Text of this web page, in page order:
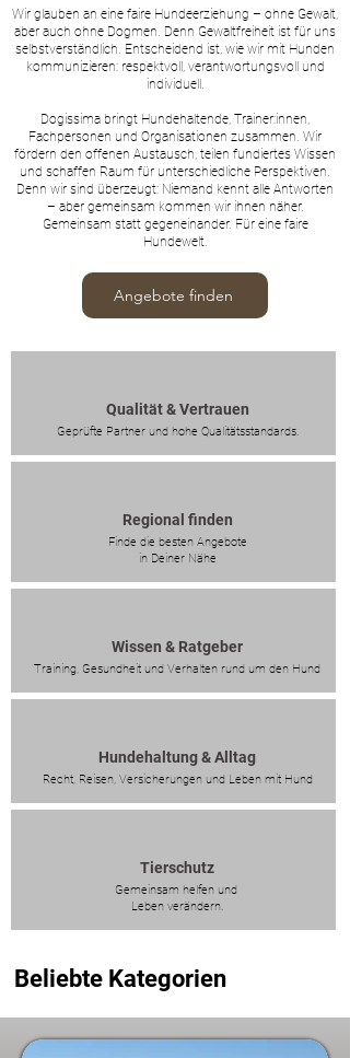
Wir glauben an eine faire Hundeerziehung – ohne Gewalt,
aber auch ohne Dogmen. Denn Gewaltfreiheit ist für uns
selbstverständlich. Entscheidend ist, wie wir mit Hunden
kommunizieren: respektvoll, verantwortungsvoll und
individuell.
Dogissima bringt Hundehaltende, Trainer:innen,
Fachpersonen und Organisationen zusammen. Wir
fördern den offenen Austausch, teilen fundiertes Wissen
und schaffen Raum für unterschiedliche Perspektiven.
Denn wir sind überzeugt: Niemand kennt alle Antworten
– aber gemeinsam kommen wir ihnen näher.
Gemeinsam statt gegeneinander. Für eine faire
Hundewelt.
Angebote finden
Qualität & Vertrauen
Geprüfte Partner und hohe Qualitätsstandards.
Regional finden
Finde die besten Angebote
in Deiner Nähe
Wissen & Ratgeber
Training, Gesundheit und Verhalten rund um den Hund
Hundehaltung & Alltag
Recht, Reisen, Versicherungen und Leben mit Hund
Tierschutz
Gemeinsam helfen und
Leben verändern.
Beliebte Kategorien